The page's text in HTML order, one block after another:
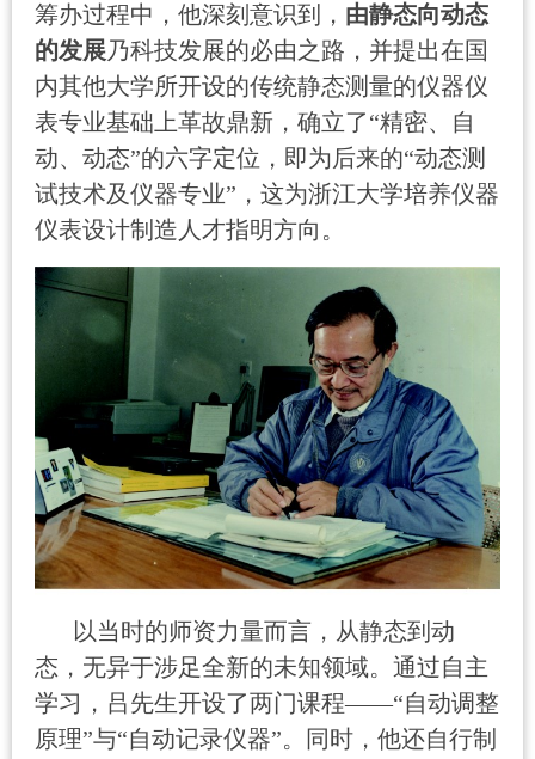
筹办过程中，他深刻意识到， 由静态向动态
的发展乃科技发展的必由之路，并提出在国
内其他大学所开设的传统静态测量的仪器仪
表专业基础上革故鼎新，确立了“精密、自
动、动态”的六字定位，即为后来的“动态测
试技术及仪器专业”，这为浙江大学培养仪器
仪表设计制造人才指明方向。
以当时的师资力量而言，从静态到动
态，无异于涉足全新的未知领域。通过自主
学习，吕先生开设了两门课程——“自动调整
原理”与“自动记录仪器”。同时，他还自行制